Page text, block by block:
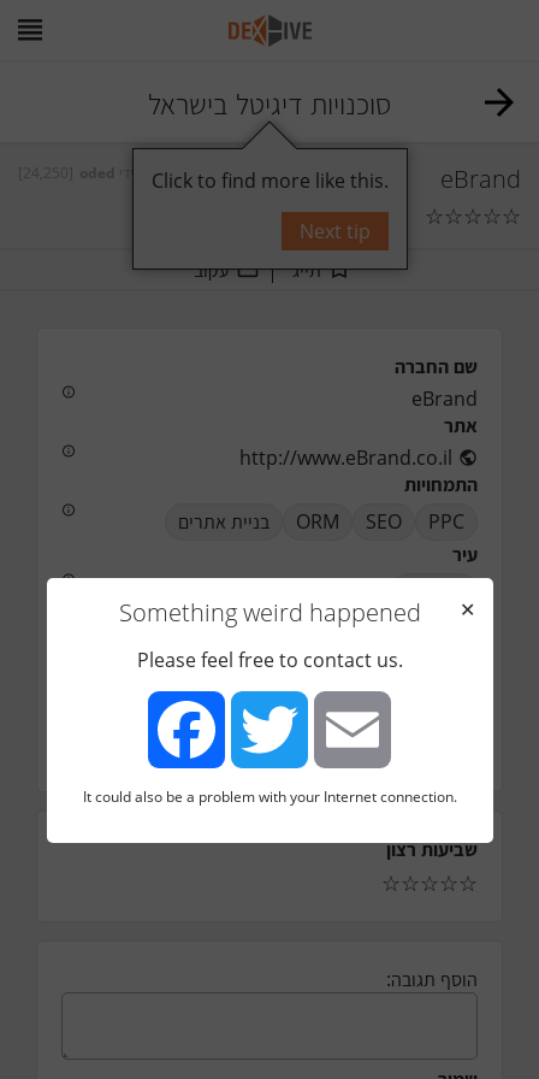
סוכנויות דיגיטל בישראל
eBrand
☆
☆
☆
☆
☆
0 תגובות
תייג עקוב
שם החברה
eBrand
אתר
http://www.eBrand.co.il
התמחויות
PPC
SEO
ORM
בניית אתרים
עיר
טלפון
כמה עובדים בחברה
כמה עובדים בדיגיטל מרקטינג
שביעות רצון
☆
☆
☆
☆
☆
הוסף תגובה:
Something weird happened
✕
Please feel free to contact us.
FacebookTwitter Email
It could also be a problem with your Internet connection.
Click to find more like this.
Next tip